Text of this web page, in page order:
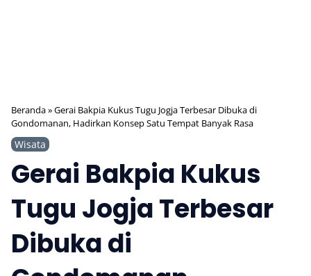
Beranda»Gerai Bakpia Kukus Tugu Jogja Terbesar Dibuka di
Gondomanan, Hadirkan Konsep Satu Tempat Banyak Rasa
Wisata
Gerai Bakpia Kukus
Tugu Jogja Terbesar
Dibuka di